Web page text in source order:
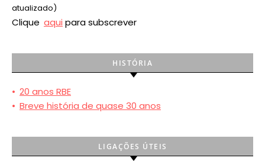
atualizado)
Clique aqui para subscrever
HISTÓRIA
• 20 anos RBE
• Breve história de quase 30 anos
LIGAÇÕES ÚTEIS